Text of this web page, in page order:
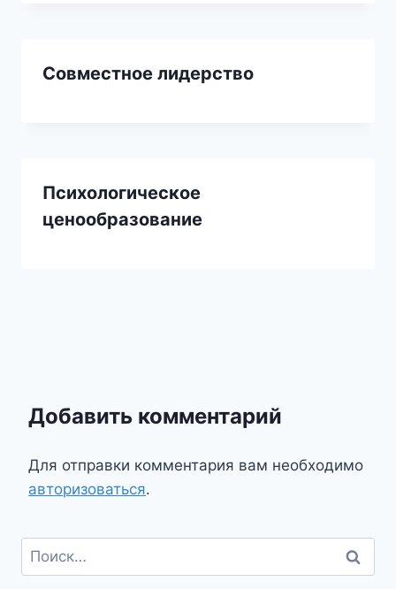
Совместное лидерство
Психологическое
ценообразование
Добавить комментарий
Для отправки комментария вам необходимо
авторизоваться.
Найти: